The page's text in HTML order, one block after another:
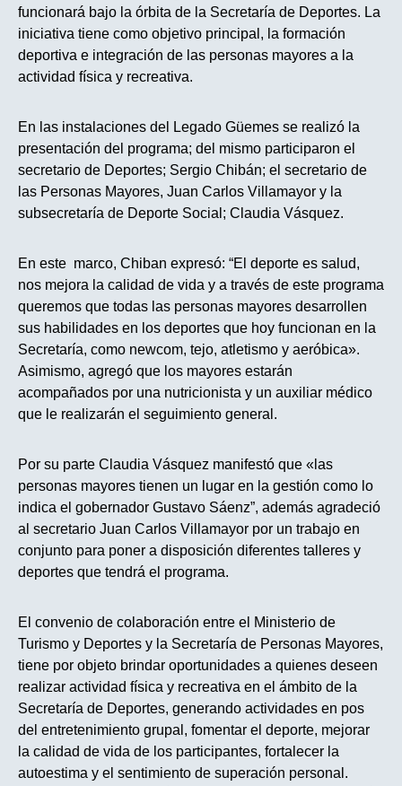
funcionará bajo la órbita de la Secretaría de Deportes. La
iniciativa tiene como objetivo principal, la formación
deportiva e integración de las personas mayores a la
actividad física y recreativa.
En las instalaciones del Legado Güemes se realizó la
presentación del programa; del mismo participaron el
secretario de Deportes; Sergio Chibán; el secretario de
las Personas Mayores, Juan Carlos Villamayor y la
subsecretaría de Deporte Social; Claudia Vásquez.
En este marco, Chiban expresó: “El deporte es salud,
nos mejora la calidad de vida y a través de este programa
queremos que todas las personas mayores desarrollen
sus habilidades en los deportes que hoy funcionan en la
Secretaría, como newcom, tejo, atletismo y aeróbica».
Asimismo, agregó que los mayores estarán
acompañados por una nutricionista y un auxiliar médico
que le realizarán el seguimiento general.
Por su parte Claudia Vásquez manifestó que «las
personas mayores tienen un lugar en la gestión como lo
indica el gobernador Gustavo Sáenz”, además agradeció
al secretario Juan Carlos Villamayor por un trabajo en
conjunto para poner a disposición diferentes talleres y
deportes que tendrá el programa.
El convenio de colaboración entre el Ministerio de
Turismo y Deportes y la Secretaría de Personas Mayores,
tiene por objeto brindar oportunidades a quienes deseen
realizar actividad física y recreativa en el ámbito de la
Secretaría de Deportes, generando actividades en pos
del entretenimiento grupal, fomentar el deporte, mejorar
la calidad de vida de los participantes, fortalecer la
autoestima y el sentimiento de superación personal.